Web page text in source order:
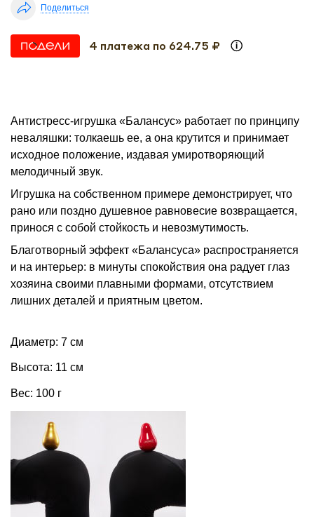
Поделиться
4 платежа по 624.75 ₽
Антистресс-игрушка «Балансус» работает по принципу
неваляшки: толкаешь ее, а она крутится и принимает
исходное положение, издавая умиротворяющий
мелодичный звук.
Игрушка на собственном примере демонстрирует, что
рано или поздно душевное равновесие возвращается,
принося с собой стойкость и невозмутимость.
Благотворный эффект «Балансуса» распространяется
и на интерьер: в минуты спокойствия она радует глаз
хозяина своими плавными формами, отсутствием
лишних деталей и приятным цветом.
Диаметр: 7 см
Высота: 11 см
Вес: 100 г